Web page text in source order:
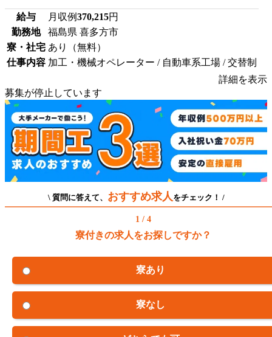
給与 月収例370,215円
勤務地
福島県 喜多方市
寮・社宅 あり（無料）
仕事内容 加工・機械オペレーター / 自動車系工場 / 交替制
詳細を表示
募集が停止しています
\ 質問に答えて、 おすすめ求人 をチェック！ /
1 / 4
寮付きの求人をお探しですか？
寮あり
寮なし